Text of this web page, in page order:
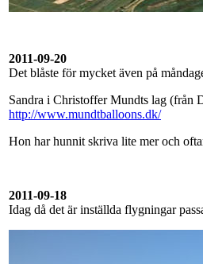
2011-09-20
Det blåste för mycket även på
Sandra i Christoffer Mundts lag (från
http://www.mundtballoons.dk/
Hon har hunnit skriva lite mer och
2011-09-18
Idag då det är inställda flygningar